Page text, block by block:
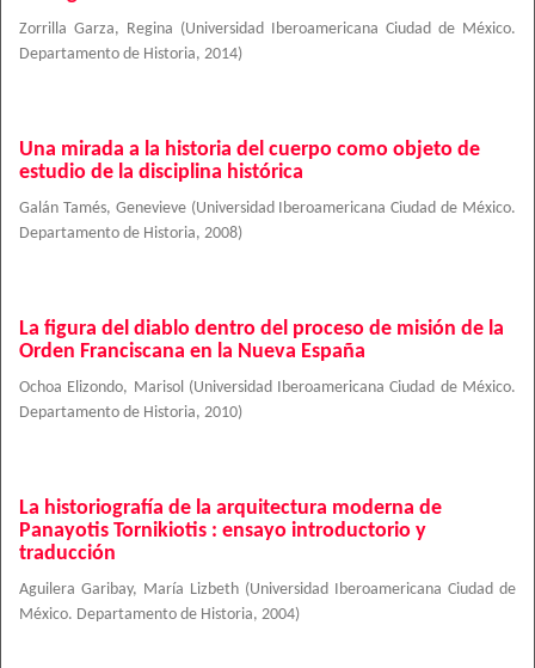
Zorrilla Garza, Regina (Universidad Iberoamericana Ciudad de México.
Departamento de Historia, 2014)
Una mirada a la historia del cuerpo como objeto de
estudio de la disciplina histórica
Galán Tamés, Genevieve (Universidad Iberoamericana Ciudad de México.
Departamento de Historia, 2008)
La figura del diablo dentro del proceso de misión de la
Orden Franciscana en la Nueva España
Ochoa Elizondo, Marisol (Universidad Iberoamericana Ciudad de México.
Departamento de Historia, 2010)
La historiografía de la arquitectura moderna de
Panayotis Tornikiotis : ensayo introductorio y
traducción
Aguilera Garibay, María Lizbeth (Universidad Iberoamericana Ciudad de
México. Departamento de Historia, 2004)